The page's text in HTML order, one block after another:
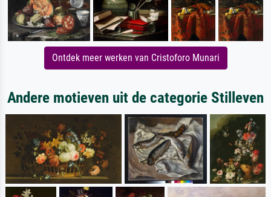
Ontdek meer werken van Cristoforo Munari
Andere motieven uit de categorie Stilleven